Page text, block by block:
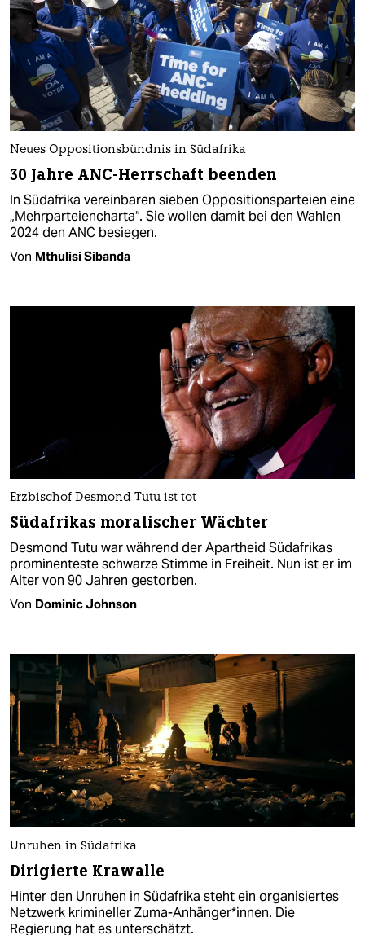
Neues Oppositionsbündnis in Südafrika
30 Jahre ANC-Herrschaft beenden
In Südafrika vereinbaren sieben Oppositionsparteien eine
„Mehrparteiencharta“. Sie wollen damit bei den Wahlen
2024 den ANC besiegen.
Von Mthulisi Sibanda
Erzbischof Desmond Tutu ist tot
Südafrikas moralischer Wächter
Desmond Tutu war während der Apartheid Südafrikas
prominenteste schwarze Stimme in Freiheit. Nun ist er im
Alter von 90 Jahren gestorben.
Von Dominic Johnson
Unruhen in Südafrika
Dirigierte Krawalle
Hinter den Unruhen in Südafrika steht ein organisiertes
Netzwerk krimineller Zuma-Anhänger*innen. Die
Regierung hat es unterschätzt.